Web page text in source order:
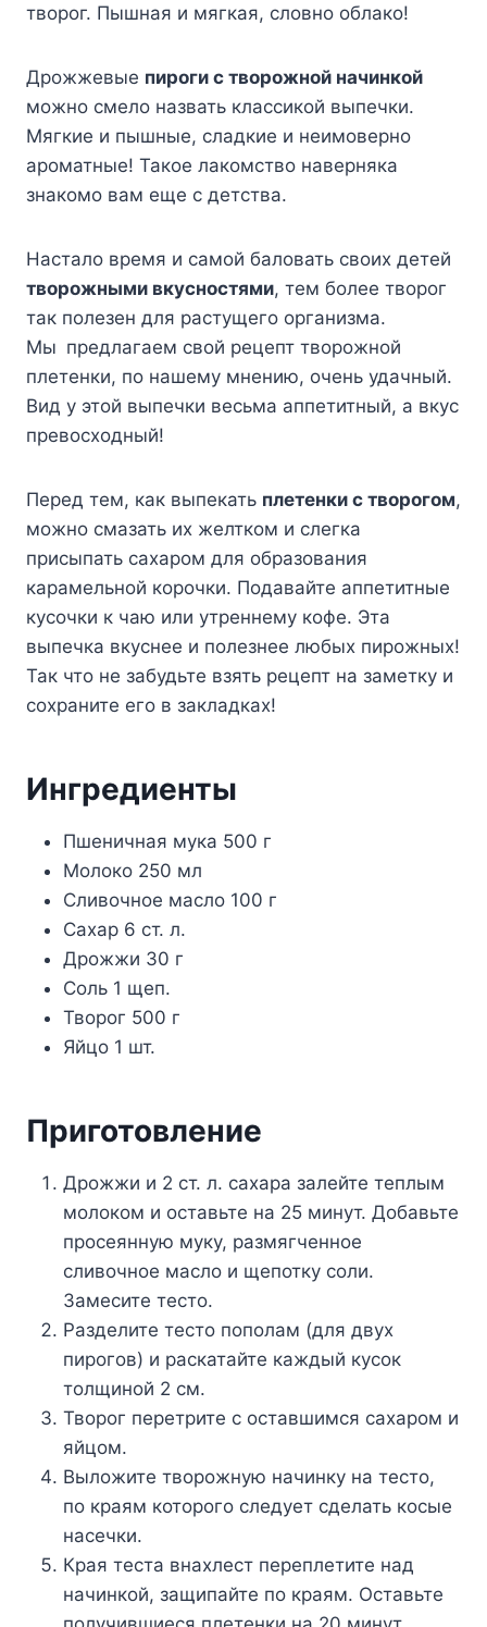
творог. Пышная и мягкая, словно облако!
Дрожжевые пироги с творожной начинкой
можно смело назвать классикой выпечки.
Мягкие и пышные, сладкие и неимоверно
ароматные! Такое лакомство наверняка
знакомо вам еще с детства.
Настало время и самой баловать своих детей
творожными вкусностями, тем более творог
так полезен для растущего организма.
Мы предлагаем свой рецепт творожной
плетенки, по нашему мнению, очень удачный.
Вид у этой выпечки весьма аппетитный, а вкус
превосходный!
Перед тем, как выпекать плетенки с творогом,
можно смазать их желтком и слегка
присыпать сахаром для образования
карамельной корочки. Подавайте аппетитные
кусочки к чаю или утреннему кофе. Эта
выпечка вкуснее и полезнее любых пирожных!
Так что не забудьте взять рецепт на заметку и
сохраните его в закладках!
Ингредиенты
Пшеничная мука 500 г
Молоко 250 мл
Сливочное масло 100 г
Сахар 6 ст. л.
Дрожжи 30 г
Соль 1 щеп.
Творог 500 г
Яйцо 1 шт.
Приготовление
Дрожжи и 2 ст. л. сахара залейте теплым
молоком и оставьте на 25 минут. Добавьте
просеянную муку, размягченное
сливочное масло и щепотку соли.
Замесите тесто.
Разделите тесто пополам (для двух
пирогов) и раскатайте каждый кусок
толщиной 2 см.
Творог перетрите с оставшимся сахаром и
яйцом.
Выложите творожную начинку на тесто,
по краям которого следует сделать косые
насечки.
Края теста внахлест переплетите над
начинкой, защипайте по краям. Оставьте